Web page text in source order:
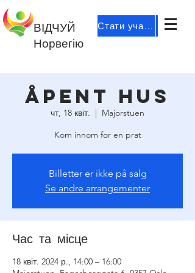
ВІДЧУЙ
Норвегію
Стати учасником
Åpent hus
чт, 18 квіт.
  |
Majorstuen
Kom innom for en prat
Billetter er ikke på salg
Se andre arrangementer
Час та місце
18 квіт. 2024 р., 14:00 – 16:00